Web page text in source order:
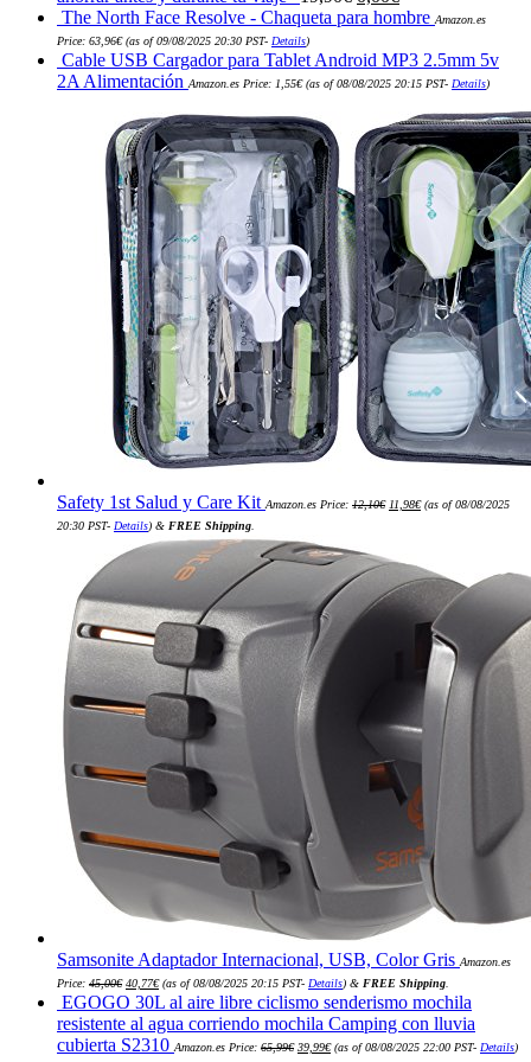
precio
era:
19,90€.
precio
es:
0,00€.
The North Face Resolve - Chaqueta para hombre Amazon.es
Price: 63,96€(as of 09/08/2025 20:30 PST- Details)
Cable USB Cargador para Tablet Android MP3 2.5mm 5v
2A Alimentación Amazon.es Price: 1,55€(as of 08/08/2025 20:15 PST- Details)
Safety 1st Salud y Care Kit Amazon.es Price: 12,10€ precio
11,98€precio
(as of 08/08/2025
20:30 PST- Details) & FREE Shipping
Samsonite Adaptador Internacional, USB, Color Gris Amazon.es
Price: 45,00€ precio
original
era:
45,00€.
40,77€precio
actual
es:
40,77€.
(as of 08/08/2025 20:15 PST- Details) & FREE Shipping
EGOGO 30L al aire libre ciclismo senderismo mochila
resistente al agua corriendo mochila Camping con lluvia
cubierta S2310 Amazon.es Price: 65,99€ precio
39,99€precio
(as of 08/08/2025 22:00 PST- Details)